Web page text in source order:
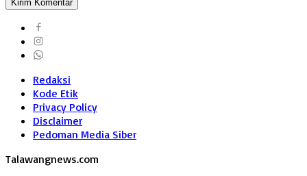
Redaksi
Kode Etik
Privacy Policy
Disclaimer
Pedoman Media Siber
Talawangnews.com